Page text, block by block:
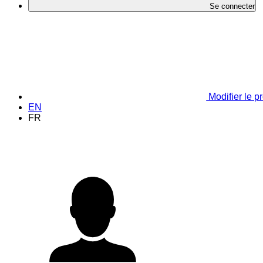
Se connecter
Modifier le
EN
FR